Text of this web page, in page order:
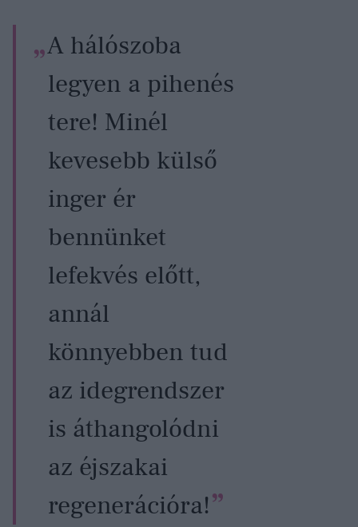
A hálószoba
legyen a pihenés
tere! Minél
kevesebb külső
inger ér
bennünket
lefekvés előtt,
annál
könnyebben tud
az idegrendszer
is áthangolódni
az éjszakai
regenerációra!